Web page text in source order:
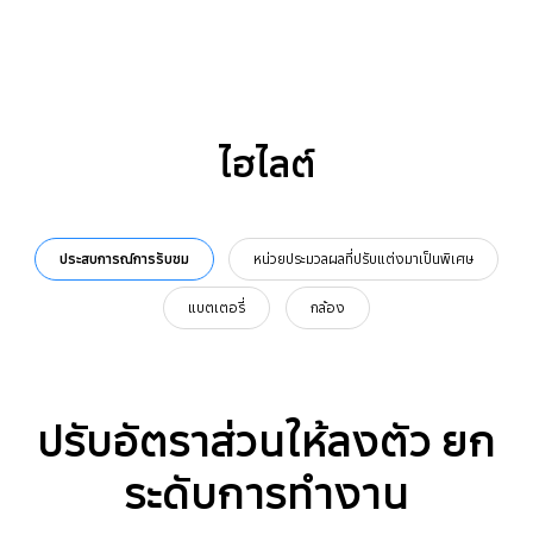
ไฮไลต์
ประสบการณ์การรับชม หน่วยประมวลผลที่ปรับแต่งมาเป็นพิเศษ
แบตเตอรี่ กล้อง
ปรับอัตราส่วนให้ลงตัว ยก
ระดับการทำงาน